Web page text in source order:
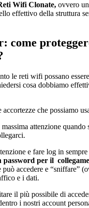
Wifi Clonate, ovvero
effettivo della struttura
come
le reti wifi possano
cosa dobbiamo
che possiamo
attenzione quando
e fare log in sempre
password per il
accedere e “sniffare”
e i dati.
il più possibile di
i nostri account